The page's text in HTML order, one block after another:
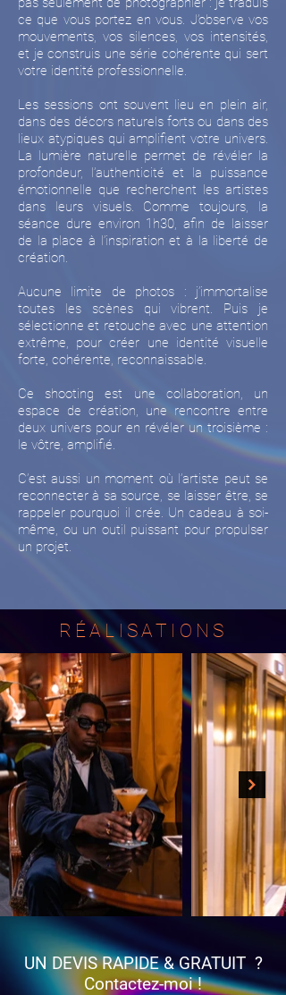
ce que vous portez en vous. J’observe vos
mouvements, vos silences, vos intensités,
et je construis une série cohérente qui sert
votre identité professionnelle.
Les sessions ont souvent lieu en plein air,
dans des décors naturels forts ou dans des
lieux atypiques qui amplifient votre univers.
La lumière naturelle permet de révéler la
profondeur, l’authenticité et la puissance
émotionnelle que recherchent les artistes
dans leurs visuels. Comme toujours, la
séance dure environ 1h30, afin de laisser
de la place à l’inspiration et à la liberté de
création.
Aucune limite de photos : j’immortalise
toutes les scènes qui vibrent. Puis je
sélectionne et retouche avec une attention
extrême, pour créer une identité visuelle
forte, cohérente, reconnaissable.
Ce shooting est une collaboration, un
espace de création, une rencontre entre
deux univers pour en révéler un troisième :
le vôtre, amplifié.
C’est aussi un moment où l’artiste peut se
reconnecter à sa source, se laisser être, se
rappeler pourquoi il crée. Un cadeau à soi-
même, ou un outil puissant pour propulser
un projet.
RÉALISATIONS
UN DEVIS RAPIDE & GRATUIT ?
Contactez-moi !